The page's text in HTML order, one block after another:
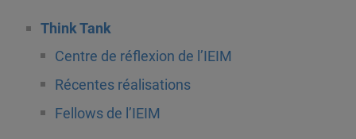
Think Tank
Centre de réflexion de l’IEIM
Récentes réalisations
Fellows de l’IEIM